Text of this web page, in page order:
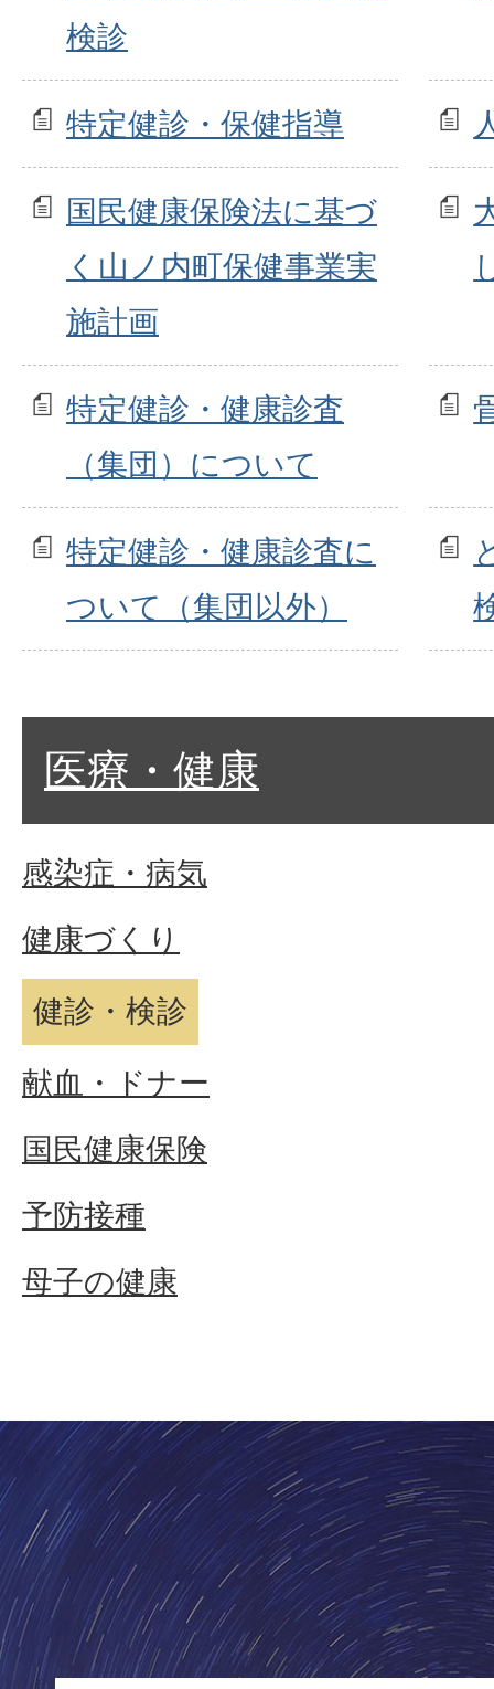
検診
特定健診・保健指導
国民健康保険法に基づ
く山ノ内町保健事業実
施計画
特定健診・健康診査
（集団）について
特定健診・健康診査に
ついて（集団以外）
医療・健康
感染症・病気
健康づくり
健診・検診
献血・ドナー
国民健康保険
予防接種
母子の健康